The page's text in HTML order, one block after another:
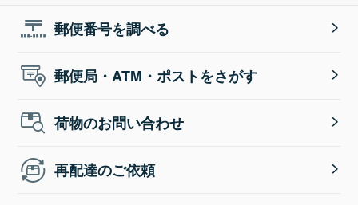
郵便番号を調べる
郵便局・ATM・ポストをさがす
荷物のお問い合わせ
再配達のご依頼